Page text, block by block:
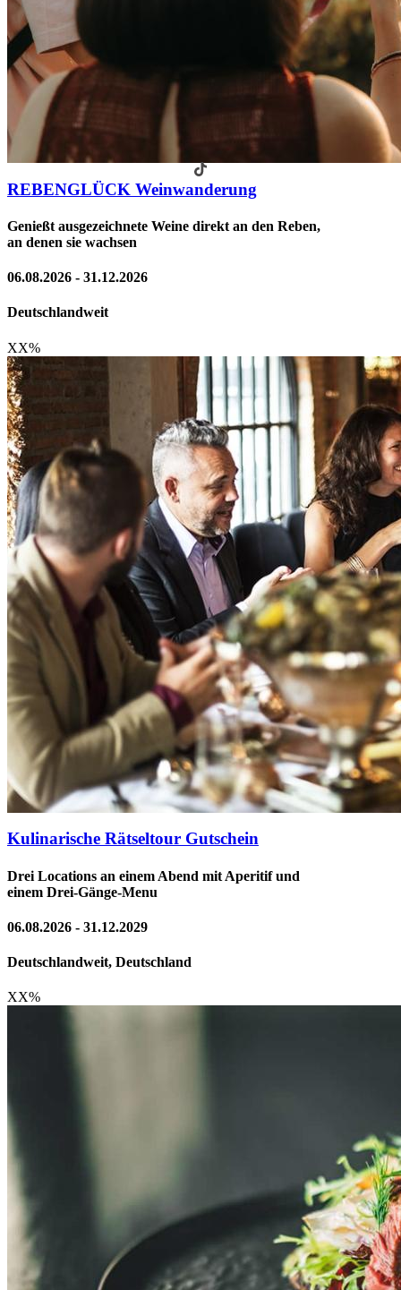
REBENGLÜCK Weinwanderung
Genießt ausgezeichnete Weine direkt an den Reben,
an denen sie wachsen
06.08.2026 - 31.12.2026
Deutschlandweit
XX%
Kulinarische Rätseltour Gutschein
Drei Locations an einem Abend mit Aperitif und
einem Drei-Gänge-Menu
06.08.2026 - 31.12.2029
Deutschlandweit, Deutschland
XX%